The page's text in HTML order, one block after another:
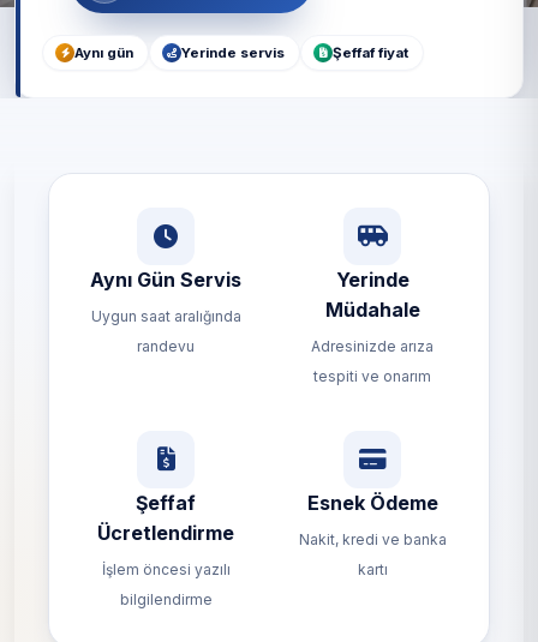
Aynı gün Yerinde servis Şeffaf fiyat
Aynı Gün Servis
Uygun saat aralığında
randevu
Yerinde
Müdahale
Adresinizde arıza
tespiti ve onarım
Şeffaf
Ücretlendirme
İşlem öncesi yazılı
bilgilendirme
Esnek Ödeme
Nakit, kredi ve banka
kartı